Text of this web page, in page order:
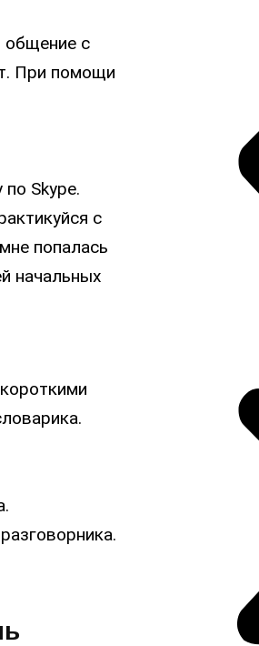
общение с
При помощи
Skype.
с
попалась
начальных